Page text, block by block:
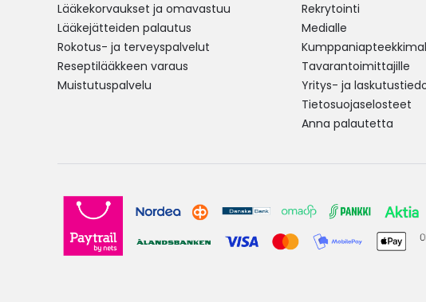
Lääkekorvaukset ja omavastuu
Lääkejätteiden palautus
Rokotus- ja terveyspalvelut
Reseptilääkkeen varaus
Muistutuspalvelu
Rekrytointi
Medialle
Tavarantoimittajille
Yritys- ja
Tietosuojaselosteet
Anna palautetta